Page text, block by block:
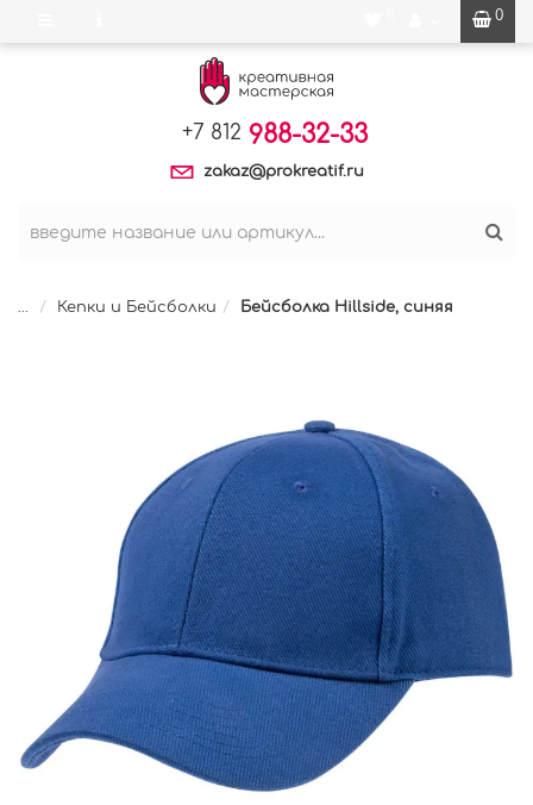
0
+7 812 988-32-33
zakaz@prokreatif.ru
... Кепки и Бейсболки Бейсболка Hillside, синяя